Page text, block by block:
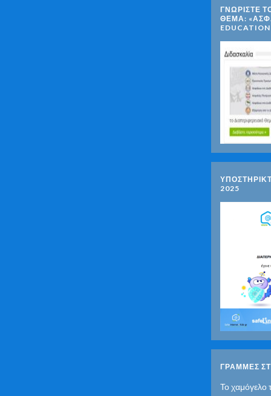
ΓΝΩΡΊΣΤΕ
ΘΈΜΑ:
EDUCATION
2025
ΓΡΑΜΜΕΣ
Το χαμόγελο